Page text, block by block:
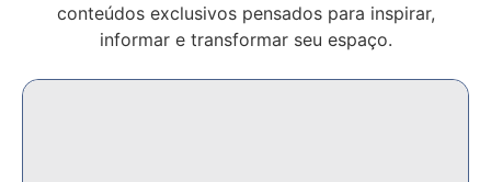
conteúdos exclusivos pensados para inspirar,
informar e transformar seu espaço.